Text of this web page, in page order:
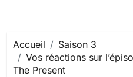
Accueil
Saison 3
Vos réactions sur
The Present